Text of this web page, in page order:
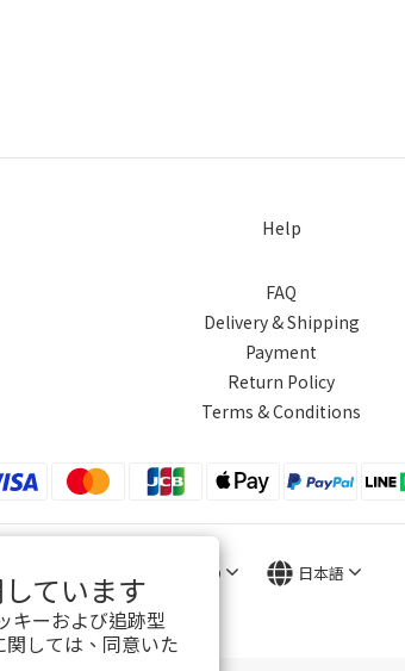
ています
キーおよび追跡型
しては、同意いた
Help
FAQ
Delivery & Shipping
Payment
Return Policy
Terms & Conditions
TWD 日本語